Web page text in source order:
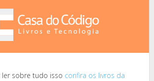
ler sobre tudo isso confira os livros da